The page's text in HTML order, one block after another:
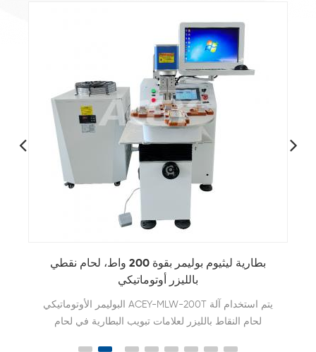
بطارية ليثيوم بوليمر بقوة 200 واط، لحام نقطي
بالليزر أوتوماتيكي
البوليمر الأوتوماتيكي ACEY-MLW-200T يتم استخدام آلة
لحام النقاط بالليزر لعلامات تبويب البطارية في لحام